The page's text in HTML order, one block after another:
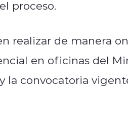
proceso.
realizar de manera
en oficinas del
la convocatoria